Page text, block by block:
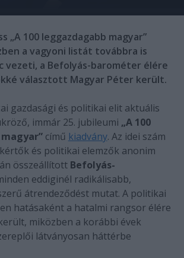
„A 100 leggazdagabb magyar”
a vagyoni listát továbbra is
vezeti, a Befolyás-barométer élére
választott Magyar Péter került.
gazdasági és politikai elit aktuális
immár 25. jubileumi „A 100
című kiadvány. Az idei szám
és politikai elemzők anonim
összeállított Befolyás-
eddiginél radikálisabb,
átrendeződést mutat. A politikai
hatásaként a hatalmi rangsor élére
miközben a korábbi évek
látványosan háttérbe